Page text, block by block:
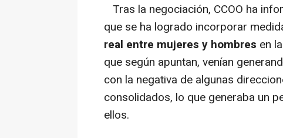
Tras la negociación, CCOO ha
que se ha logrado incorporar
real entre mujeres y hombres en
que según apuntan, venían
con la negativa de algunas
consolidados, lo que generaba un
ellos.